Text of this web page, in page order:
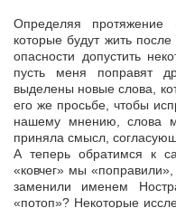
Определяя протяжение
которые будут жить
опасности допустить
пусть меня поправят
выделены новые слова,
его же просьбе, чтобы
нашему мнению, слова
приняла смысл,
А теперь обратимся к
«ковчег» мы
заменили именем
«потоп»? Некоторые